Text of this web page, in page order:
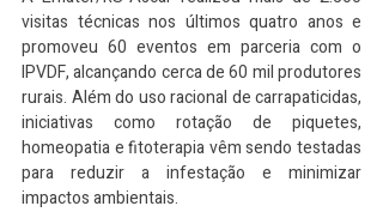
visitas técnicas nos últimos quatro anos e
promoveu 60 eventos em parceria com o
IPVDF, alcançando cerca de 60 mil produtores
rurais. Além do uso racional de carrapaticidas,
iniciativas como rotação de piquetes,
homeopatia e fitoterapia vêm sendo testadas
para reduzir a infestação e minimizar
impactos ambientais.